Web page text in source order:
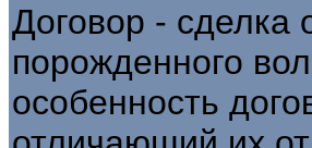
Договор - сделка
порожденного
особенность